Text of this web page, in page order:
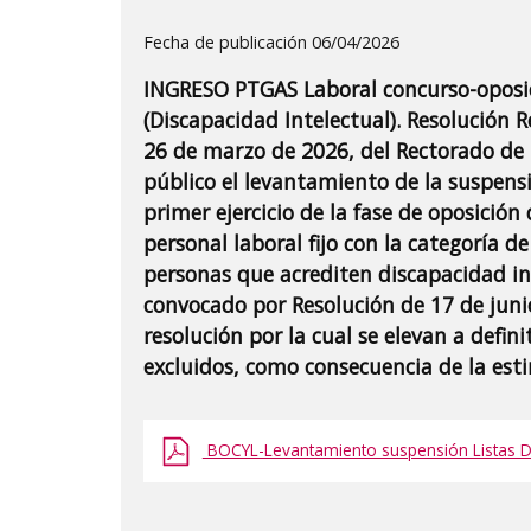
Detalle
de
la
publicaci?
n:
"INGRESO
PTGAS
Laboral
concurso-
oposición
Grupo
Auxiliar
de
Fecha de publicación 06/04/2026
INGRESO PTGAS Laboral concurso-
(Discapacidad Intelectual). Resolución
26 de marzo de 2026, del Rectorado
público el levantamiento de la
primer ejercicio de la fase de
personal laboral fijo con la categoría
personas que acrediten discapacidad
convocado por Resolución de 17 de
resolución por la cual se elevan a
excluidos, como consecuencia de la
BOCYL-Levantamiento suspensión Listas